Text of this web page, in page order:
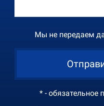
Мы не передаем
* - обязательное